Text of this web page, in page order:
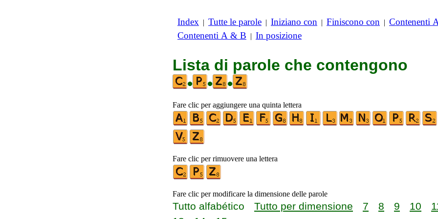
Index | Tutte le parole | Iniziano con | Finiscono con | Contenenti
Contenenti A & B | In posizione
Lista di parole che contengono
•
• •
Fare clic per aggiungere una quinta lettera
Fare clic per rimuovere una lettera
Fare clic per modificare la dimensione delle parole
Tutto alfabético Tutto per dimensione 7 8 9 10